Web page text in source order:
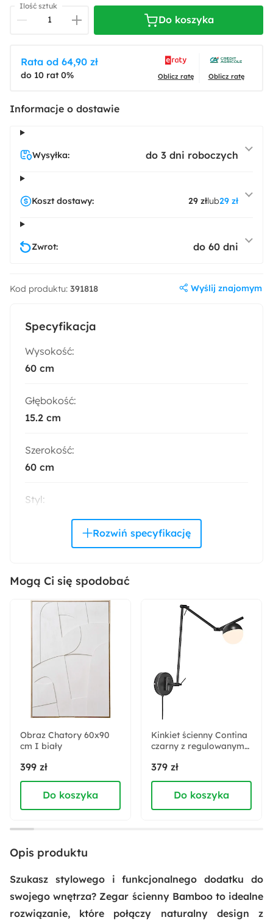
Specyfikacja
Wysokość:
60 cm
Głębokość:
15.2 cm
Szerokość:
60 cm
Styl:
Trendy:
Naturalne wnętrze
Okrągły
Materiał:
Bambus
Pomieszczenie:
Biuro
Salon
Sposób montażu:
Wiszący
Akcja specjalna:
Nowość
Cechy szczególne - dodatki:
Cichy mechanizm
Mogą Ci się spodobać
Obraz Chatory 60x90
cm I biały
399 zł
Do koszyka
Kinkiet ścienny Contina
czarny z regulowanym
379 zł
Do koszyka
Opis produktu
Szukasz stylowego i funkcjonalnego dodatku do
swojego wnętrza? Zegar ścienny Bamboo to idealne
rozwiązanie, które połączy naturalny design z
Ilość sztuk
Do koszyka
Rata od 64,90 zł
do 10 rat 0% Oblicz ratę Oblicz ratę
Informacje o dostawie
Wysyłka: do 3 dni roboczych
Koszt dostawy: 29 złlub29 zł
Zwrot: do 60 dni
Kod produktu: 391818 Wyślij znajomym